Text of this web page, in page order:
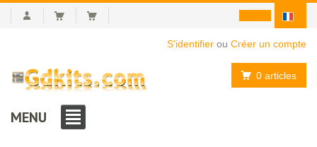
S'identifier ou Créer un compte
0 articles
MENU